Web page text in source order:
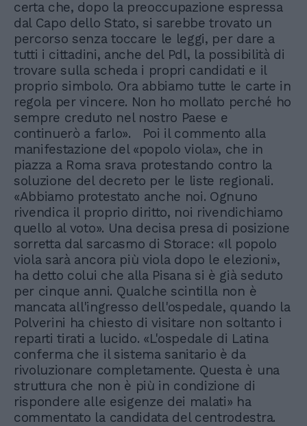
certa che, dopo la preoccupazione espressa
dal Capo dello Stato, si sarebbe trovato un
percorso senza toccare le leggi, per dare a
tutti i cittadini, anche del Pdl, la possibilità di
trovare sulla scheda i propri candidati e il
proprio simbolo. Ora abbiamo tutte le carte in
regola per vincere. Non ho mollato perché ho
sempre creduto nel nostro Paese e
continuerò a farlo». Poi il commento alla
manifestazione del «popolo viola», che in
piazza a Roma srava protestando contro la
soluzione del decreto per le liste regionali.
«Abbiamo protestato anche noi. Ognuno
rivendica il proprio diritto, noi rivendichiamo
quello al voto». Una decisa presa di posizione
sorretta dal sarcasmo di Storace: «Il popolo
viola sarà ancora più viola dopo le elezioni»,
ha detto colui che alla Pisana si è già seduto
per cinque anni. Qualche scintilla non è
mancata all'ingresso dell'ospedale, quando la
Polverini ha chiesto di visitare non soltanto i
reparti tirati a lucido. «L'ospedale di Latina
conferma che il sistema sanitario è da
rivoluzionare completamente. Questa è una
struttura che non è più in condizione di
rispondere alle esigenze dei malati» ha
commentato la candidata del centrodestra.